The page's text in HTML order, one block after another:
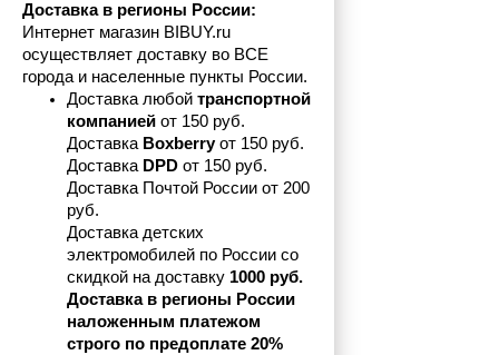
Доставка в регионы России:
Интернет магазин BIBUY.ru
осуществляет доставку во ВСЕ
города и населенные пункты России.
Доставка любой транспортной
компанией от 150 руб.
Доставка Boxberry от 150 руб.
Доставка DPD от 150 руб.
Доставка Почтой России от 200
руб.
Доставка детских
электромобилей по России со
скидкой на доставку 1000 руб.
Доставка в регионы России
наложенным платежом
строго по предоплате 20%